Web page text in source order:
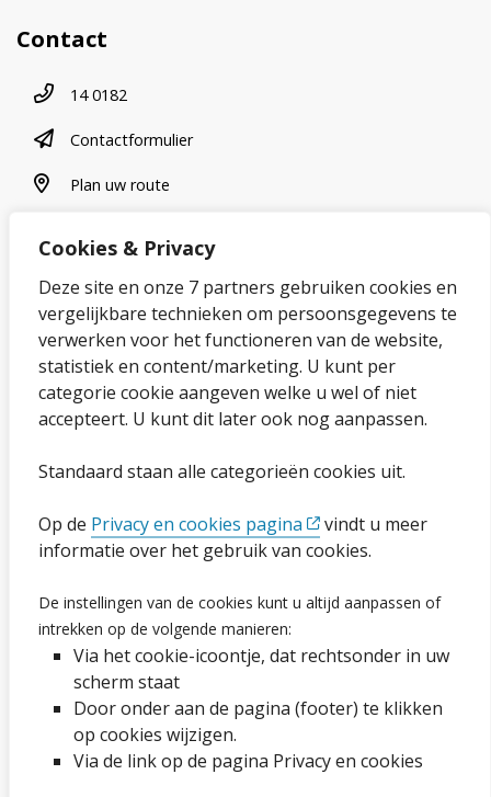
Cookies & Privacy
Deze site en onze 7 partners gebruiken cookies en
vergelijkbare technieken om persoonsgegevens te
verwerken voor het functioneren van de website,
statistiek en content/marketing. U kunt per
categorie cookie aangeven welke u wel of niet
accepteert. U kunt dit later ook nog aanpassen.
Standaard staan alle categorieën cookies uit.
Op de Privacy en cookies pagina
vindt u meer
informatie over het gebruik van cookies.
De instellingen van de cookies kunt u altijd aanpassen of
intrekken op de volgende manieren:
Via het cookie-icoontje, dat rechtsonder in uw
scherm staat
Door onder aan de pagina (footer) te klikken
op cookies wijzigen.
Via de link op de pagina Privacy en cookies
Contact
Telefoonnummer
14 0182
contactformulier
Contactformulier
plan uw route
Plan uw route
Over onze website
Sitemap
Privacybeleid en cookies
Cookies wijzigen
Ga naar de pagina
Proclaimer en copyright
Webarchief
Volg ons op social media